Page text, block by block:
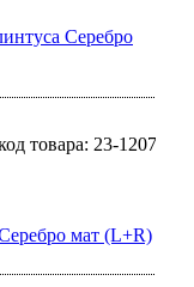
Серебро
товара: 23-1207
мат (L+R)